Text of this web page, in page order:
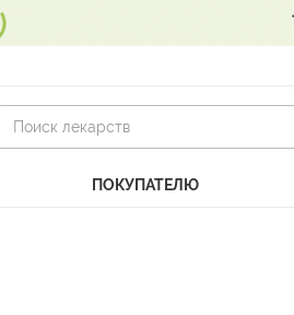
ПОКУПАТЕЛЮ